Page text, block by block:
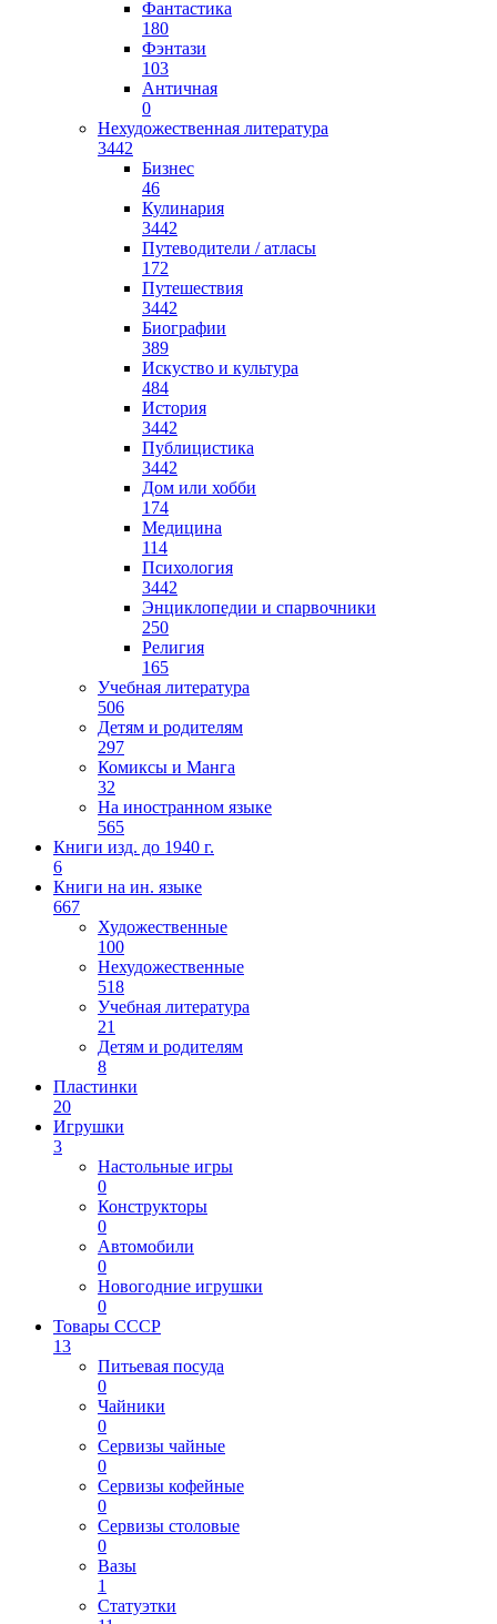
Фантастика
180
Фэнтази
103
Античная
0
Нехудожественная литература
3442
Бизнес
46
Кулинария
3442
Путеводители / атласы
172
Путешествия
3442
Биографии
389
Искуство и культура
484
История
3442
Публицистика
3442
Дом или хобби
174
Медицина
114
Психология
3442
Энциклопедии и спарвочники
250
Религия
165
Учебная литература
506
Детям и родителям
297
Комиксы и Манга
32
На иностранном языке
565
Книги изд. до 1940 г.
6
Книги на ин. языке
667
Художественные
100
Нехудожественные
518
Учебная литература
21
Детям и родителям
8
Пластинки
20
Игрушки
3
Настольные игры
0
Конструкторы
0
Автомобили
0
Новогодние игрушки
0
Товары СССР
13
Питьевая посуда
0
Чайники
0
Сервизы чайные
0
Сервизы кофейные
0
Сервизы столовые
0
Вазы
1
Статуэтки